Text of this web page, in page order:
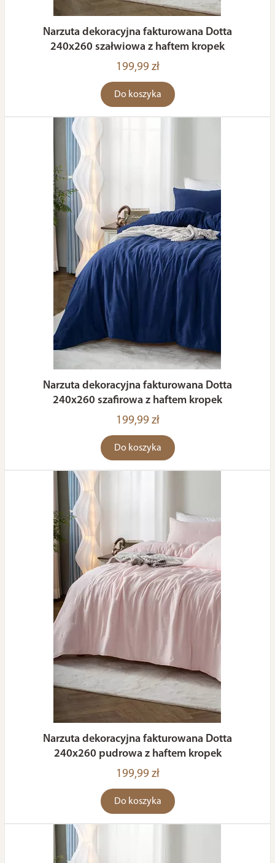
Narzuta dekoracyjna fakturowana Dotta
240x260 szałwiowa z haftem kropek
199,99 zł
Do koszyka
Narzuta dekoracyjna fakturowana Dotta
240x260 szafirowa z haftem kropek
199,99 zł
Do koszyka
Narzuta dekoracyjna fakturowana Dotta
240x260 pudrowa z haftem kropek
199,99 zł
Do koszyka